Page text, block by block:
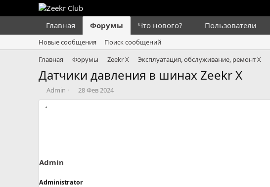
Главная Форумы Что нового? Пользователи
Новые сообщения
Поиск сообщений
Главная
Форумы Zeekr X Эксплуатация, обслуживание, ремонт X
Датчики давления в шинах Zeekr X
А
в
т
ы
Admin
Д
а
28 Фев 2024
Admin
Administrator